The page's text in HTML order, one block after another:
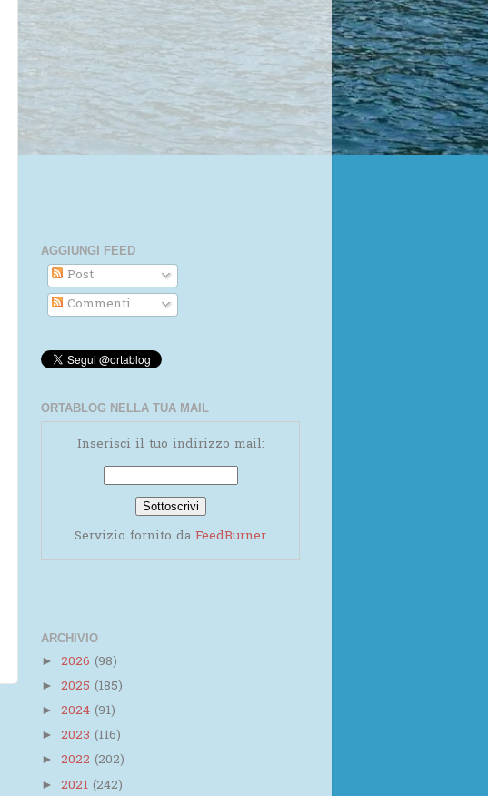
AGGIUNGI FEED
Post
Commenti
ORTABLOG NELLA TUA MAIL
Inserisci il tuo indirizzo mail:
Servizio fornito da FeedBurner
ARCHIVIO
► 2026 (98)
► 2025 (185)
► 2024 (91)
► 2023 (116)
► 2022 (202)
► 2021 (242)